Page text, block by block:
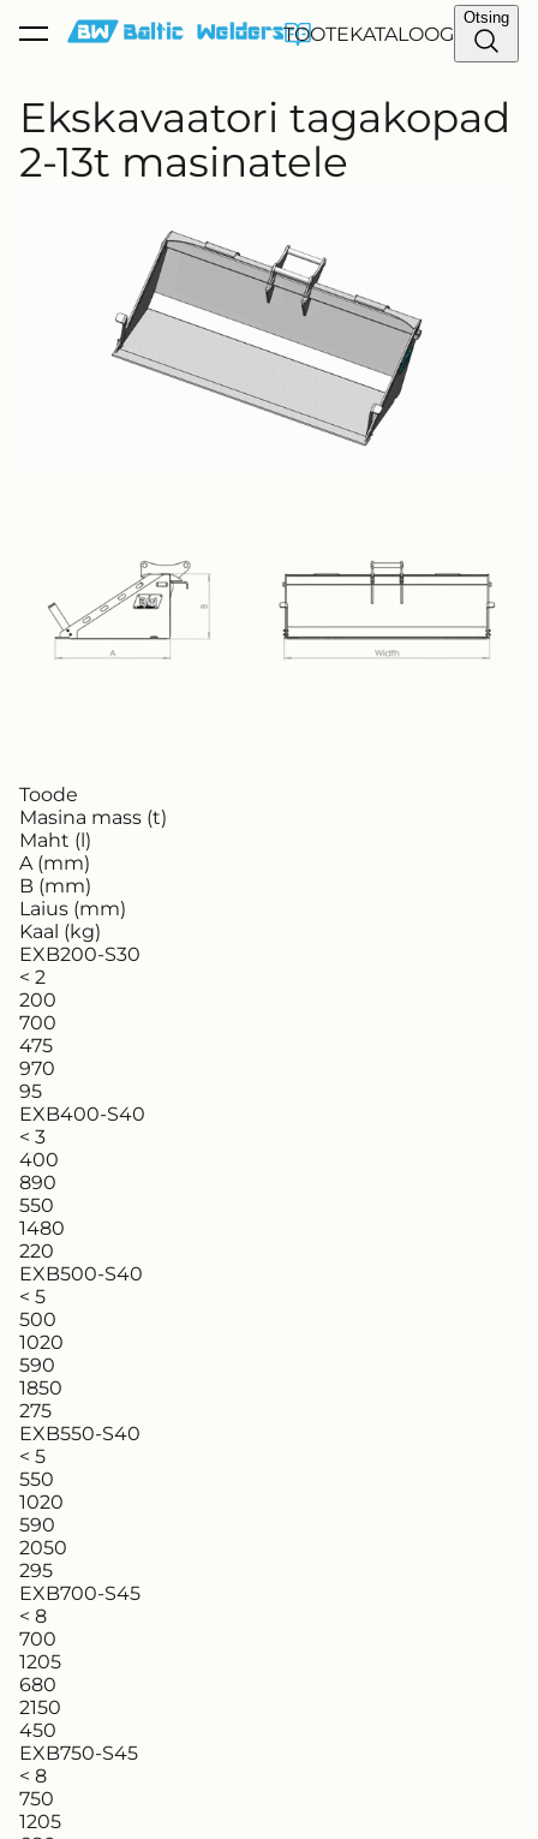
TOOTEKATALOOG
Otsing
lisati ostukorvi. Vaata ostukorvi
Ekskavaatori tagakopad
2-13t masinatele
Toode
Masina mass (t)
Maht (l)
A (mm)
B (mm)
Laius (mm)
Kaal (kg)
EXB200-S30
< 2
200
700
475
970
95
EXB400-S40
< 3
400
890
550
1480
220
EXB500-S40
< 5
500
1020
590
1850
275
EXB550-S40
< 5
550
1020
590
2050
295
EXB700-S45
< 8
700
1205
680
2150
450
EXB750-S45
< 8
750
1205